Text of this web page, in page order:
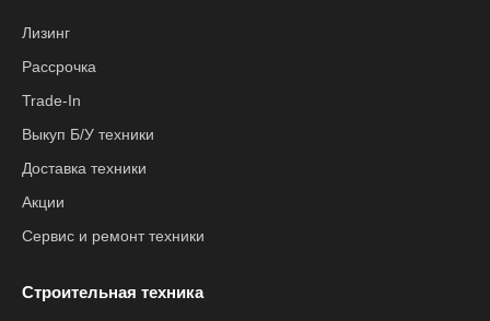
Лизинг
Рассрочка
Trade-In
Выкуп Б/У техники
Доставка техники
Акции
Сервис и ремонт техники
Строительная техника